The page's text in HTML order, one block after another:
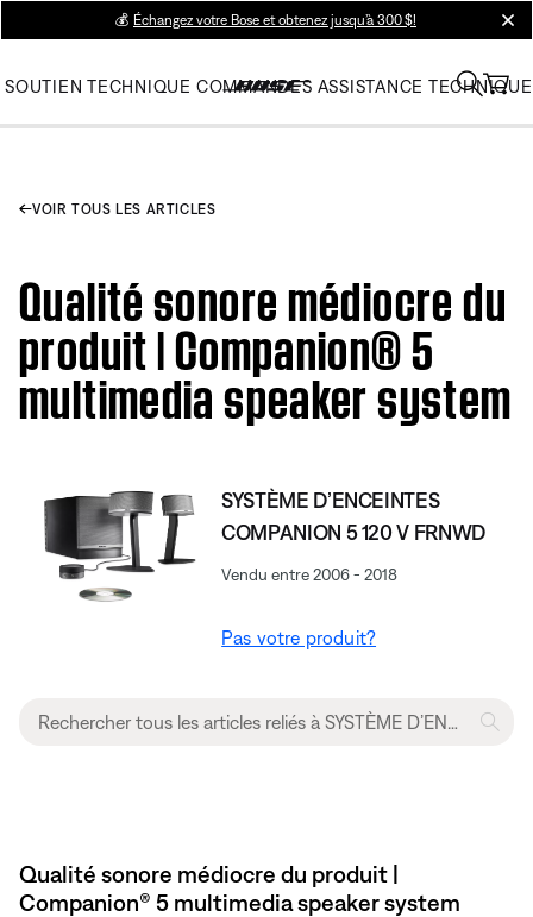
💰 Échangez votre Bose et obtenez jusqu’à 300 $!
SOUTIEN TECHNIQUE COMMANDES ASSISTANCE TECHNIQUE
VOIR TOUS LES ARTICLES
Qualité sonore médiocre du
produit | Companion® 5
multimedia speaker system
SYSTÈME D’ENCEINTES
COMPANION 5 120 V FRNWD
Vendu entre 2006 - 2018
Pas votre produit?
Qualité sonore médiocre du produit |
Companion® 5 multimedia speaker system